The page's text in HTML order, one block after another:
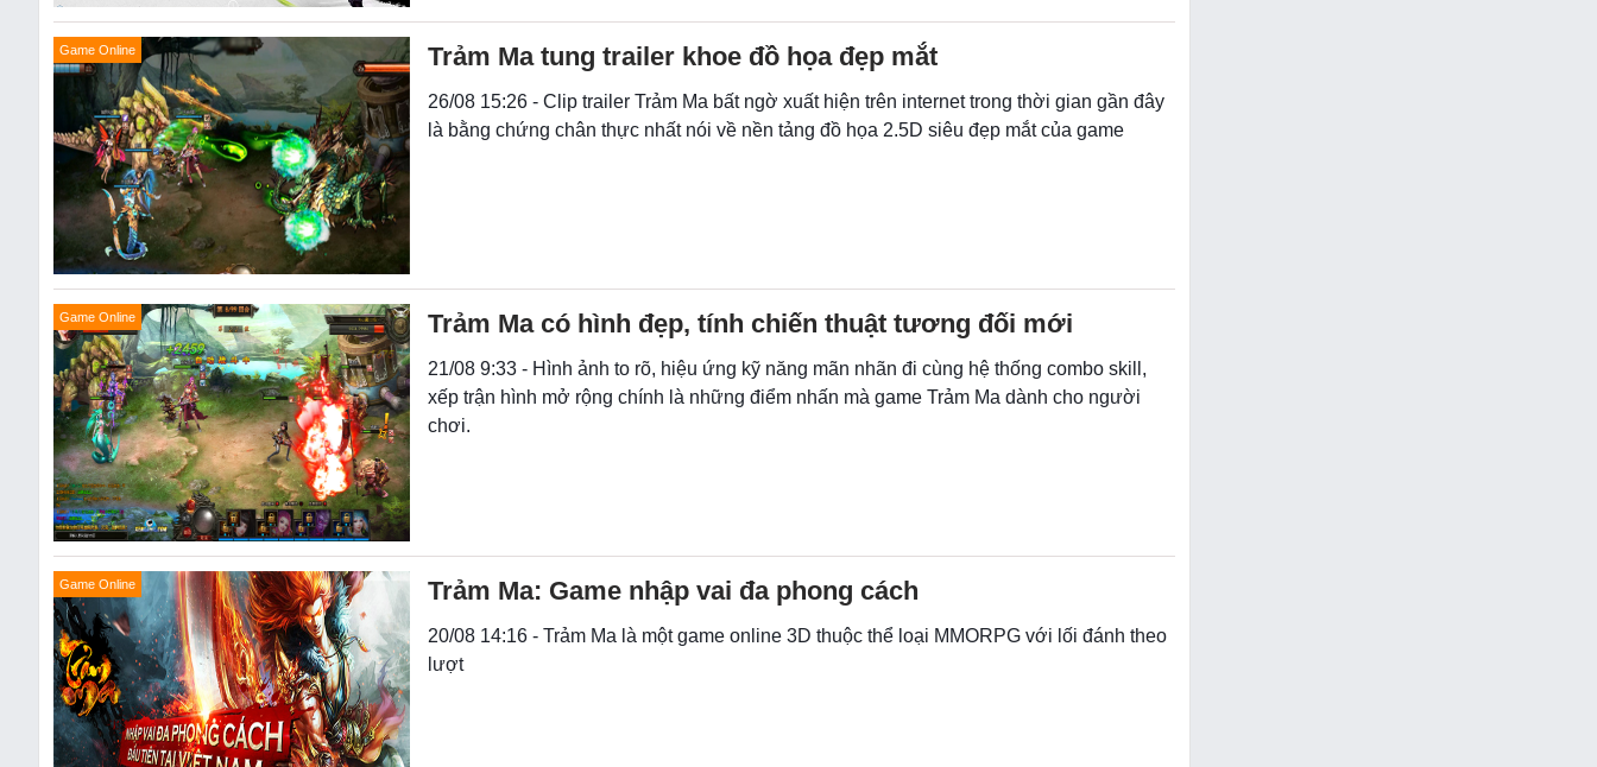
Game Online Trảm Ma tung trailer khoe đồ họa đẹp mắt
26/08 15:26 - Clip trailer Trảm Ma bất ngờ xuất hiện trên internet trong thời gian gần đây
là bằng chứng chân thực nhất nói về nền tảng đồ họa 2.5D siêu đẹp mắt của game
Game Online Trảm Ma có hình đẹp, tính chiến thuật tương đối mới
21/08 9:33 - Hình ảnh to rõ, hiệu ứng kỹ năng mãn nhãn đi cùng hệ thống combo skill,
xếp trận hình mở rộng chính là những điểm nhấn mà game Trảm Ma dành cho người
chơi.
Game Online Trảm Ma: Game nhập vai đa phong cách
20/08 14:16 - Trảm Ma là một game online 3D thuộc thể loại MMORPG với lối đánh theo
lượt